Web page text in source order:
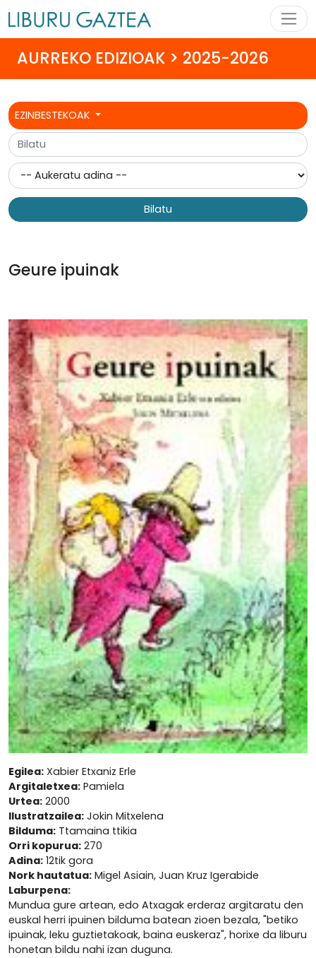
AURREKO EDIZIOAK > 2025-2026
EZINBESTEKOAK
Bilatu
Geure ipuinak
Egilea: Xabier Etxaniz Erle
Argitaletxea: Pamiela
Urtea: 2000
Ilustratzailea: Jokin Mitxelena
Bilduma: Ttamaina ttikia
Orri kopurua: 270
Adina: 12tik gora
Nork hautatua: Migel Asiain, Juan Kruz Igerabide
Laburpena:
Mundua gure artean, edo Atxagak erderaz argitaratu den
euskal herri ipuinen bilduma batean zioen bezala, "betiko
ipuinak, leku guztietakoak, baina euskeraz", horixe da liburu
honetan bildu nahi izan duguna.